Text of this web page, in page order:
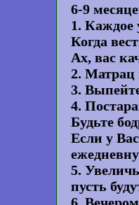
6-9
1. Каждое
Когда
Ах, вас
2. Матрац
3.
4.
Будьте
Если у
5.
пусть